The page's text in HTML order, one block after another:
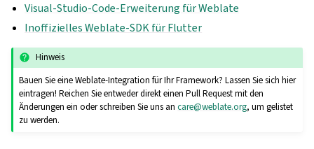
Visual-Studio-Code-Erweiterung für Weblate
Inoffizielles Weblate-SDK für Flutter
Hinweis
Bauen Sie eine Weblate-Integration für Ihr Framework? Lassen Sie sich hier
eintragen! Reichen Sie entweder direkt einen Pull Request mit den
Änderungen ein oder schreiben Sie uns ancare@weblate.org, um gelistet
zu werden.